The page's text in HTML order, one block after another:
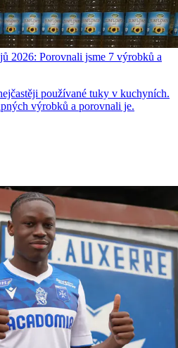
2026: Porovnali jsme 7 výrobků a
používané tuky v kuchyních.
výrobků a porovnali je.